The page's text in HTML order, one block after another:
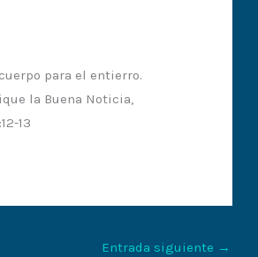
para el entierro.
la Buena Noticia,
13
Entrada siguiente →